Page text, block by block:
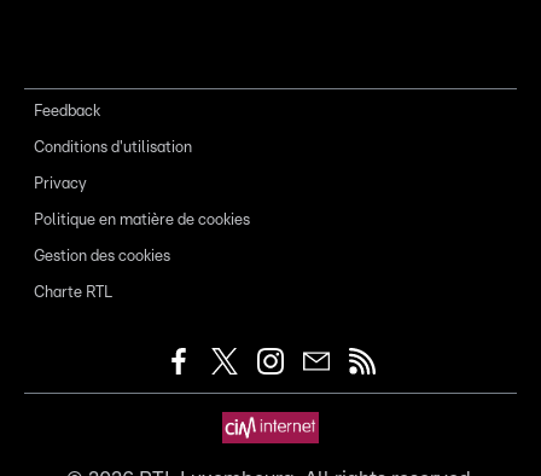
Feedback
Conditions d'utilisation
Privacy
Politique en matière de cookies
Gestion des cookies
Charte RTL